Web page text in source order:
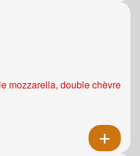
mozzarella, double chèvre